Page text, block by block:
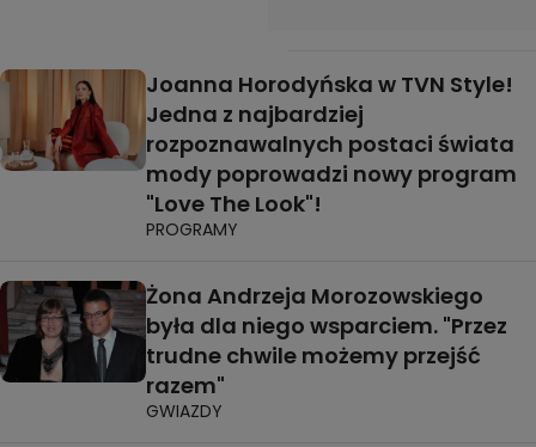
Joanna Horodyńska w TVN Style!
Jedna z najbardziej
rozpoznawalnych postaci świata
mody poprowadzi nowy program
"Love The Look"!
PROGRAMY
Żona Andrzeja Morozowskiego
była dla niego wsparciem. "Przez
trudne chwile możemy przejść
razem"
GWIAZDY